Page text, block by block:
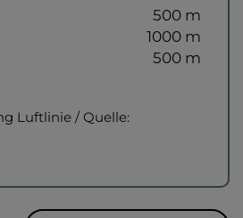
500 m
1000 m
500 m
Luftlinie / Quelle: